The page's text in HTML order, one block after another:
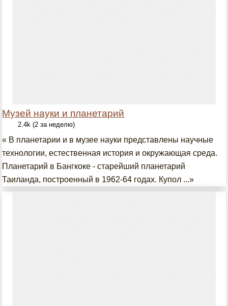
Музей науки и планетарий
2.4k (2 за неделю)
« В планетарии и в музее науки представлены научные
технологии, естественная история и окружающая среда.
Планетарий в Бангкоке - старейший планетарий
Таиланда, построенный в 1962-64 годах. Купол ...»